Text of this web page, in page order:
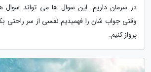
در سرمان داریم. این سوال ها می تواند سوال
وقتی جواب شان را فهمیدیم نفسی از سر راحتی
پرواز کنیم.